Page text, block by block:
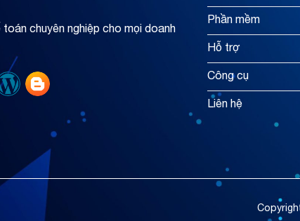
toán chuyên nghiệp cho mọi doanh
Phần mềm
Hỗ trợ
Công cụ
Liên hệ